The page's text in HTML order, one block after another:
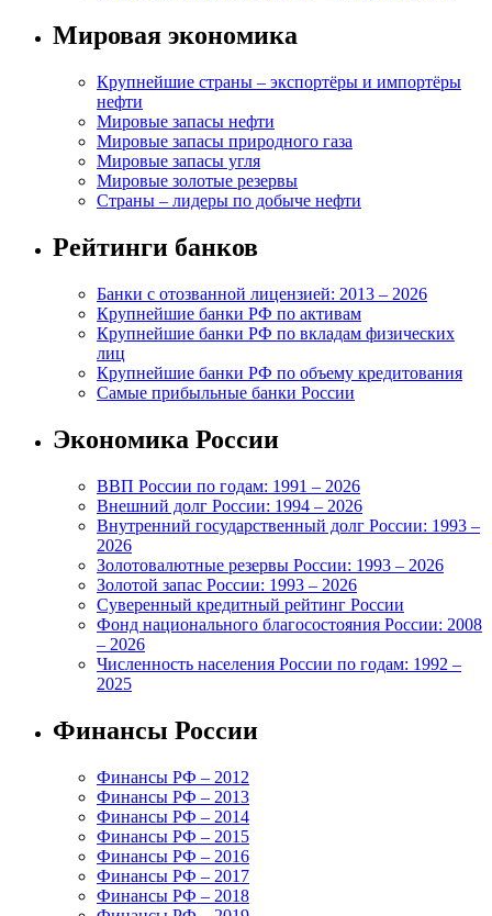
Мировая экономика
Крупнейшие страны – экспортёры и импортёры
нефти
Мировые запасы нефти
Мировые запасы природного газа
Мировые запасы угля
Мировые золотые резервы
Страны – лидеры по добыче нефти
Рейтинги банков
Банки с отозванной лицензией: 2013 – 2026
Крупнейшие банки РФ по активам
Крупнейшие банки РФ по вкладам физических
лиц
Крупнейшие банки РФ по объему кредитования
Самые прибыльные банки России
Экономика России
ВВП России по годам: 1991 – 2026
Внешний долг России: 1994 – 2026
Внутренний государственный долг России: 1993 –
2026
Золотовалютные резервы России: 1993 – 2026
Золотой запас России: 1993 – 2026
Суверенный кредитный рейтинг России
Фонд национального благосостояния России: 2008
– 2026
Численность населения России по годам: 1992 –
2025
Финансы России
Финансы РФ – 2012
Финансы РФ – 2013
Финансы РФ – 2014
Финансы РФ – 2015
Финансы РФ – 2016
Финансы РФ – 2017
Финансы РФ – 2018